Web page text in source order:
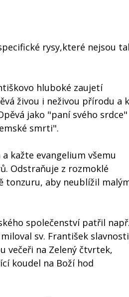
rysy,které nejsou
hluboké zaujetí
živou i neživou přírodu a
jako "paní svého srdce"
smrti".
kažte evangelium všemu
Odstraňuje z rozmoklé
tonzuru, aby neublížil
společenství patřil např.
sv. František
večeři na Zelený čtvrtek,
koudel na Boží hod